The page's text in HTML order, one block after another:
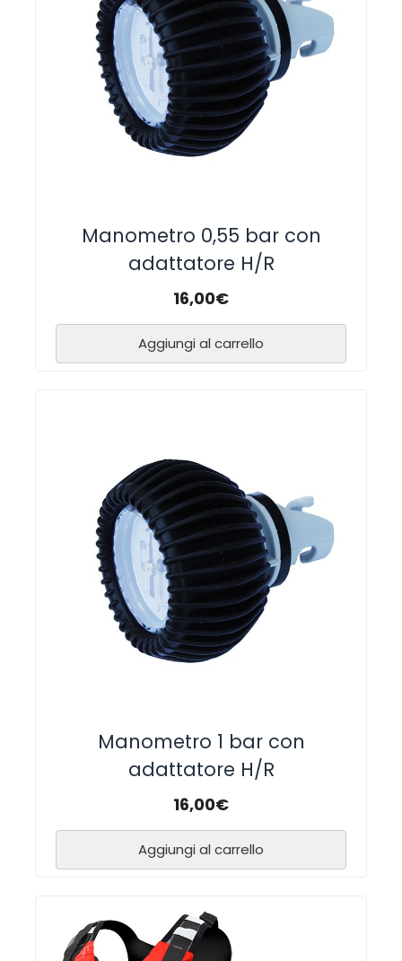
Manometro 0,55 bar con
adattatore H/R
16,00€
Aggiungi al carrello
Manometro 1 bar con
adattatore H/R
16,00€
Aggiungi al carrello